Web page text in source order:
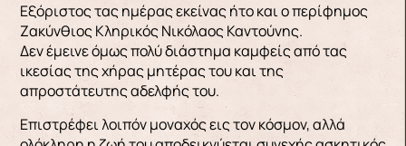
Εξόριστος τας ημέρας εκείνας ήτο και ο περίφημος
Ζακύνθιος Κληρικός Νικόλαος Καντούνης.
Δεν έμεινε όμως πολύ διάστημα καμφείς από τας
ικεσίας της χήρας μητέρας του και της
απροστάτευτης αδελφής του.
Επιστρέφει λοιπόν μοναχός εις τον κόσμον, αλλά